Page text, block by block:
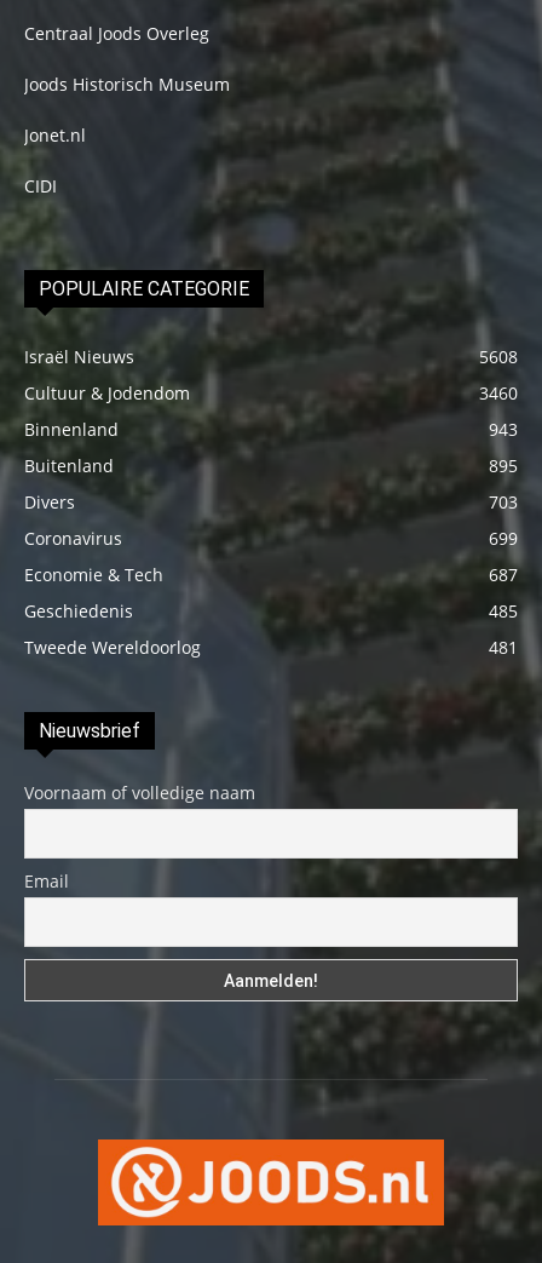
Centraal Joods Overleg
Joods Historisch Museum
Jonet.nl
CIDI
POPULAIRE CATEGORIE
Israël Nieuws
5608
Cultuur & Jodendom
3460
Binnenland
943
Buitenland
895
Divers
703
Coronavirus
699
Economie & Tech
687
Geschiedenis
485
Tweede Wereldoorlog
481
Nieuwsbrief
Voornaam of volledige naam
Email